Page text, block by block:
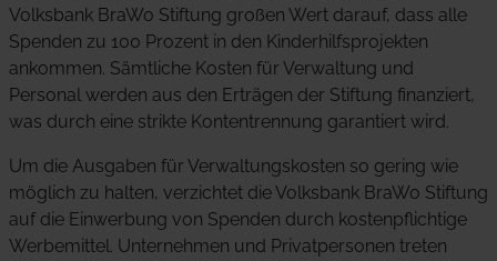
Volksbank BraWo Stiftung großen Wert darauf, dass alle
Spenden zu 100 Prozent in den Kinderhilfsprojekten
ankommen. Sämtliche Kosten für Verwaltung und
Personal werden aus den Erträgen der Stiftung finanziert,
was durch eine strikte Kontentrennung garantiert wird.
Um die Ausgaben für Verwaltungskosten so gering wie
möglich zu halten, verzichtet die Volksbank BraWo Stiftung
auf die Einwerbung von Spenden durch kostenpflichtige
Werbemittel. Unternehmen und Privatpersonen treten